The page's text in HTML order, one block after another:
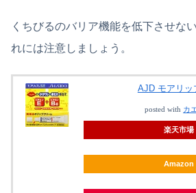
くちびるのバリア機能を低下させな
れには注意しましょう。
AJD モアリッ
posted with カ
楽天市場
Amazon